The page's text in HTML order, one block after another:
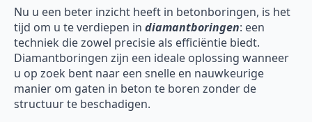
Nu u een beter inzicht heeft in betonboringen, is het
tijd om u te verdiepen in diamantboringen: een
techniek die zowel precisie als efficiëntie biedt.
Diamantboringen zijn een ideale oplossing wanneer
u op zoek bent naar een snelle en nauwkeurige
manier om gaten in beton te boren zonder de
structuur te beschadigen.